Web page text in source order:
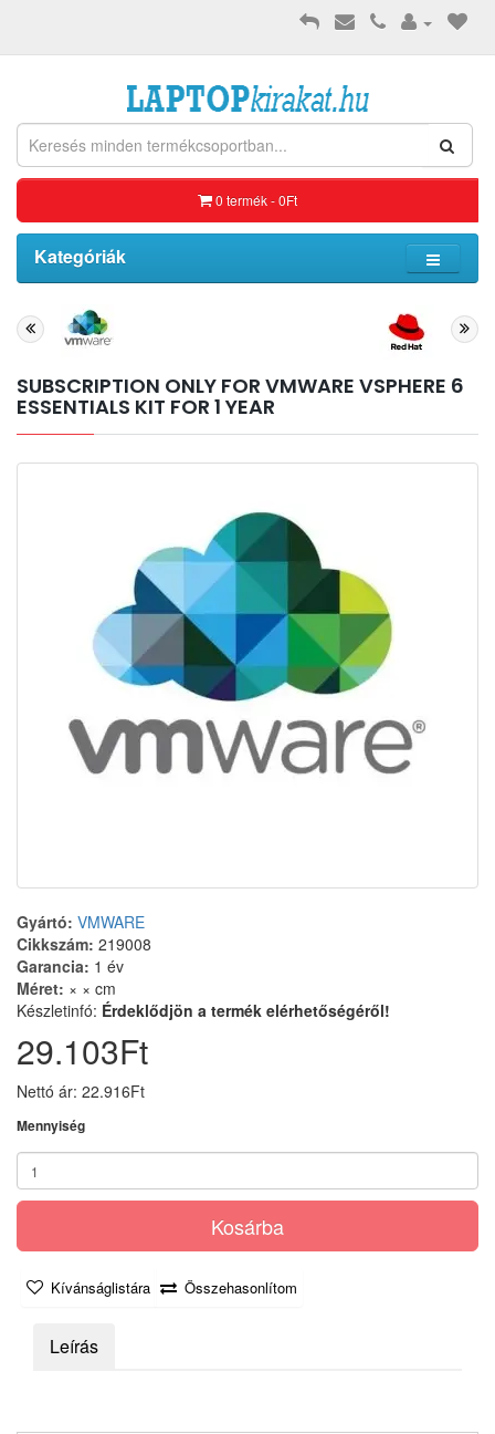
0 termék - 0Ft
Kategóriák
SUBSCRIPTION ONLY FOR VMWARE VSPHERE 6
ESSENTIALS KIT FOR 1 YEAR
Gyártó: VMWARE
Cikkszám: 219008
Garancia: 1 év
Méret: × × cm
Készletinfó: Érdeklődjön a termék elérhetőségéről!
29.103Ft
Nettó ár: 22.916Ft
Mennyiség
Kosárba
Kívánságlistára Összehasonlítom
Leírás